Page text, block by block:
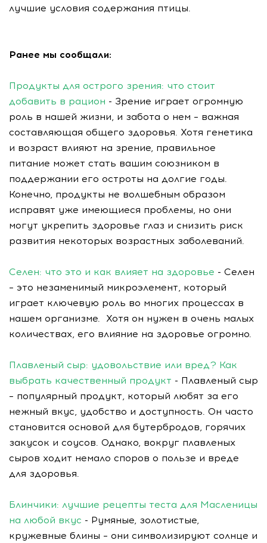
лучшие условия содержания птицы.
Ранее мы сообщали:
Продукты для острого зрения: что стоит
добавить в рацион - Зрение играет огромную
роль в нашей жизни, и забота о нем – важная
составляющая общего здоровья. Хотя генетика
и возраст влияют на зрение, правильное
питание может стать вашим союзником в
поддержании его остроты на долгие годы.
Конечно, продукты не волшебным образом
исправят уже имеющиеся проблемы, но они
могут укрепить здоровье глаз и снизить риск
развития некоторых возрастных заболеваний.
Селен: что это и как влияет на здоровье - Селен
– это незаменимый микроэлемент, который
играет ключевую роль во многих процессах в
нашем организме. Хотя он нужен в очень малых
количествах, его влияние на здоровье огромно.
Плавленый сыр: удовольствие или вред? Как
выбрать качественный продукт - Плавленый сыр
– популярный продукт, который любят за его
нежный вкус, удобство и доступность. Он часто
становится основой для бутербродов, горячих
закусок и соусов. Однако, вокруг плавленых
сыров ходит немало споров о пользе и вреде
для здоровья.
Блинчики: лучшие рецепты теста для Масленицы
на любой вкус - Румяные, золотистые,
кружевные блины – они символизируют солнце и